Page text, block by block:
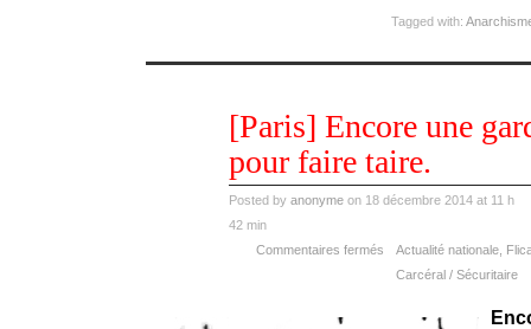
Tagged with:
[Paris] Encore une
pour faire taire.
Posted by anonymeon 18 décembre 2014 at 11 h
42 min
Actualité nationale,
Carcéral / Sécuritaire
Commentaires fermés